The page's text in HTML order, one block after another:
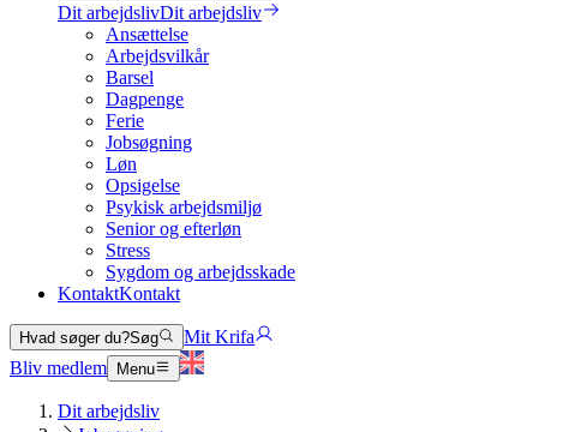
Dit arbejdslivDit arbejdsliv
Ansættelse
Arbejdsvilkår
Barsel
Dagpenge
Ferie
Jobsøgning
Løn
Opsigelse
Psykisk arbejdsmiljø
Senior og efterløn
Stress
Sygdom og arbejdsskade
KontaktKontakt
Hvad søger du?Søg
Mit Krifa
Bliv medlem
Menu
Dit arbejdsliv